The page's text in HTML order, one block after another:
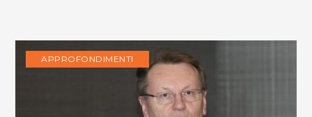
APPROFONDIMENTI